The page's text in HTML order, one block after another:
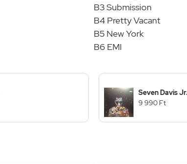
B3 Submission
B4 Pretty Vacant
B5 New York
B6 EMI
Seven Davis
9 990 Ft